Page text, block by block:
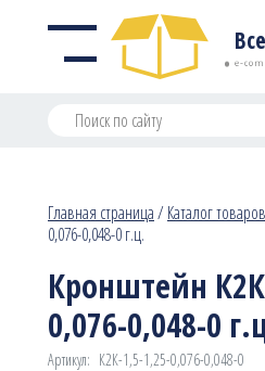
e-
Главная страница/Каталог товаров
0,076-0,048-0 г.ц.
Кронштейн
0,076-0,048-0
Артикул: К2К-1,5-1,25-0,076-0,048-0